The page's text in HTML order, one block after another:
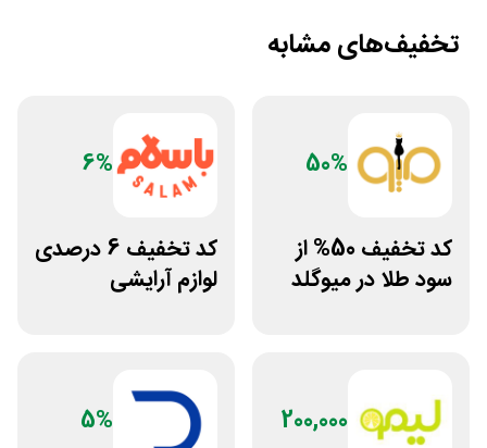
تخفیف‌های مشابه
50%
کد تخفیف 50% از
سود طلا در میوگلد
6%
کد تخفیف 6 درصدی
لوازم آرایشی
200,000
5%